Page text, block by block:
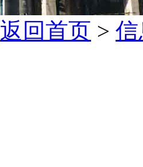
返回首页 >